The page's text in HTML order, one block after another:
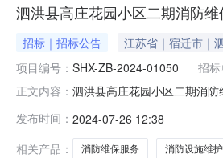
泗洪县高庄花园小区二期消防
招标｜招标公告 江苏省｜宿迁市｜
项目编号： SHX-ZB-2024-01050 招标
正文内容： 泗洪县高庄花园小区二期消
承担高庄花园小区二期室内
请人资格要求（一）具备《中
发布时间： 2024-07-26 12:38
相关产品：
消防维保服务 消防设施维